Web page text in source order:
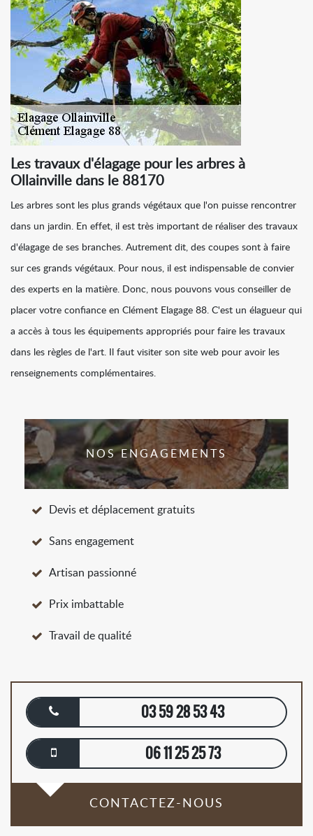
Les travaux d'élagage pour les arbres à
Ollainville dans le 88170
Les arbres sont les plus grands végétaux que l'on puisse rencontrer
dans un jardin. En effet, il est très important de réaliser des travaux
d'élagage de ses branches. Autrement dit, des coupes sont à faire
sur ces grands végétaux. Pour nous, il est indispensable de convier
des experts en la matière. Donc, nous pouvons vous conseiller de
placer votre confiance en Clément Elagage 88. C'est un élagueur qui
a accès à tous les équipements appropriés pour faire les travaux
dans les règles de l'art. Il faut visiter son site web pour avoir les
renseignements complémentaires.
NOS ENGAGEMENTS
Devis et déplacement gratuits
Sans engagement
Artisan passionné
Prix imbattable
Travail de qualité
03 59 28 53 43
06 11 25 25 73
CONTACTEZ-NOUS